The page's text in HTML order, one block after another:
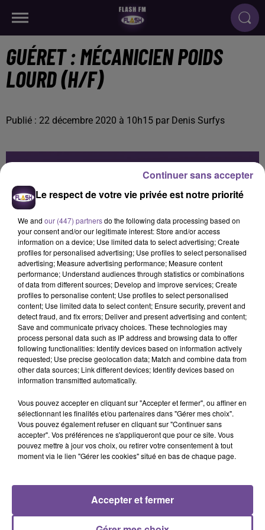
GUÉRET : MÉCANICIEN POIDS
LOURD (H/F)
Publié : 22 décembre 2020 à 10h15 par Denis Surfys
Une société recherche un mécanicien poids lourd (H/F) pour
un CDI de 35h. Ce poste est basé à Guéret, il est à pourvoir le
plus rapidement possible. Après une formation aux gammes
du constructeur et aux méthodes de réparation, vous
interviendrez sous la direction du chef d’équipe sur
l’ensemble des véhicules confiés à l’atelier. Vous réaliserez
des diagnostics véhicules, anticiperez les besoins de pièces
conseillant les clients. Référence de l’offre Pôle Emploi :
108PKYJ
RADIO ACTUS
PUBLICITÉS
Le respect de votre vie privée est notre priorité
We and our (447) partnersdo the following data processing based on
your consent and/or our legitimate interest: Store and/or access
information on a device; Use limited data to select advertising; Create
profiles for personalised advertising; Use profiles to select personalised
advertising; Measure advertising performance; Measure content
performance; Understand audiences through statistics or combinations
of data from different sources; Develop and improve services; Create
profiles to personalise content; Use profiles to select personalised
content; Use limited data to select content; Ensure security, prevent and
detect fraud, and fix errors; Deliver and present advertising and content;
Save and communicate privacy choices. These technologies may
process personal data such as IP address and browsing data to offer
following functionalities: Identify devices based on information actively
requested; Use precise geolocation data; Match and combine data from
other data sources; Link different devices; Identify devices based on
information transmitted automatically.
Vous pouvez accepter en cliquant sur "Accepter et fermer", ou affiner en
sélectionnant les finalités et/ou partenaires dans "Gérer mes choix".
Vous pouvez également refuser en cliquant sur "Continuer sans
accepter". Vos préférences ne s'appliqueront que pour ce site. Vous
pouvez mettre à jour vos choix, ou retirer votre consentement à tout
moment via le lien "Gérer les cookies" situé en bas de chaque page.
Accepter et fermer
Continuer sans accepter